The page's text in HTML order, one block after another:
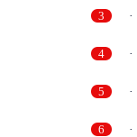
3
4
5
6